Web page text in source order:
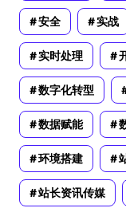
安全 实战
实时处理
数字化转型
数据赋能
环境搭建
站长资讯传媒